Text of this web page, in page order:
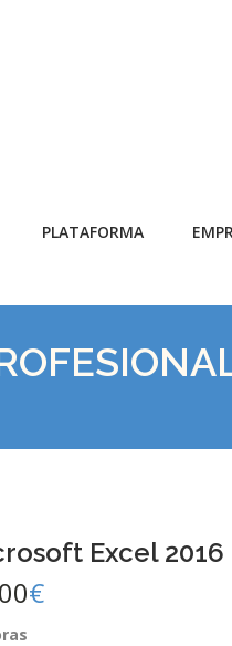
PLATAFORMA
Excel
€